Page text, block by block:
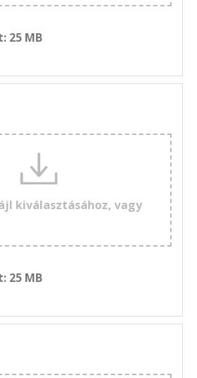
25 MB
kiválasztásához, vagy
25 MB